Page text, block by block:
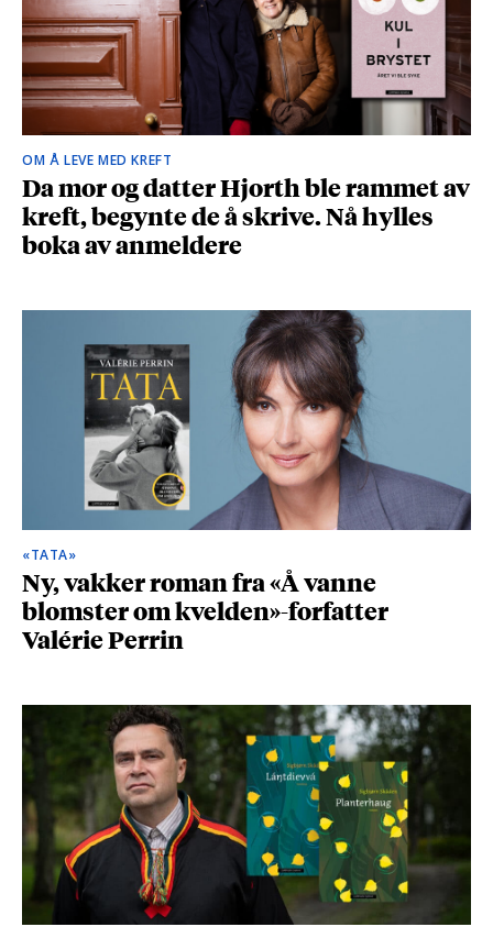
OM Å LEVE MED KREFT
Da mor og datter Hjorth ble rammet av
kreft, begynte de å skrive. Nå hylles
boka av anmeldere
«TATA»
Ny, vakker roman fra «Å vanne
blomster om kvelden»-forfatter
Valérie Perrin